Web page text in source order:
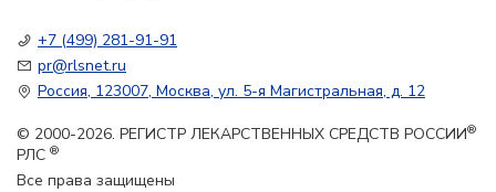
+7 (499) 281-91-91
pr@rlsnet.ru
Россия, 123007, Москва, ул. 5-я Магистральная, д. 12
© 2000-2026. РЕГИСТР ЛЕКАРСТВЕННЫХ СРЕДСТВ РОССИИ®
РЛС ®
Все права защищены